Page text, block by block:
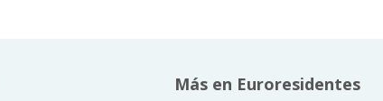
Más en Euroresidentes